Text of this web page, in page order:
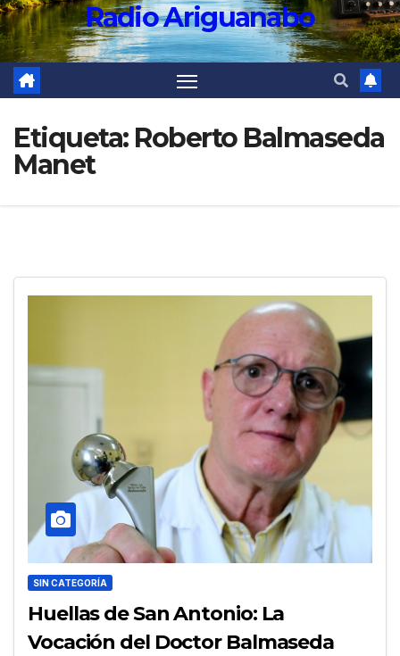
Radio Ariguanabo
Etiqueta: Roberto Balmaseda
Manet
SIN CATEGORÍA
Huellas de San Antonio: La
Vocación del Doctor Balmaseda